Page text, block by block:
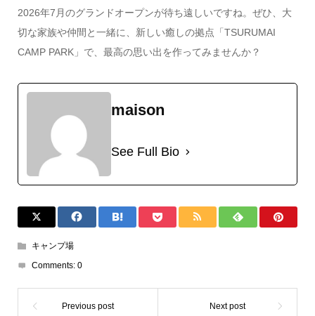
2026年7月のグランドオープンが待ち遠しいですね。ぜひ、大
切な家族や仲間と一緒に、新しい癒しの拠点「TSURUMAI
CAMP PARK」で、最高の思い出を作ってみませんか？
maison
See Full Bio
キャンプ場
Comments: 0